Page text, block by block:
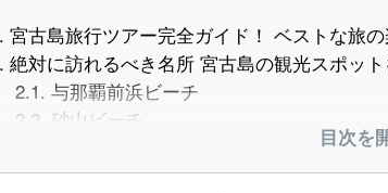
宮古島旅行ツアー完全ガイド！ ベストな旅
絶対に訪れるべき名所 宮古島の観光スポッ
2.1. 与那覇前浜ビーチ
2.2. 砂山ビーチ
2.4.保良泉ビーチ（パンプキンホール）
目次を